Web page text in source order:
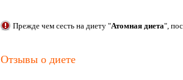
Прежде чем сесть на диету "Атомная диета",
Отзывы о диете